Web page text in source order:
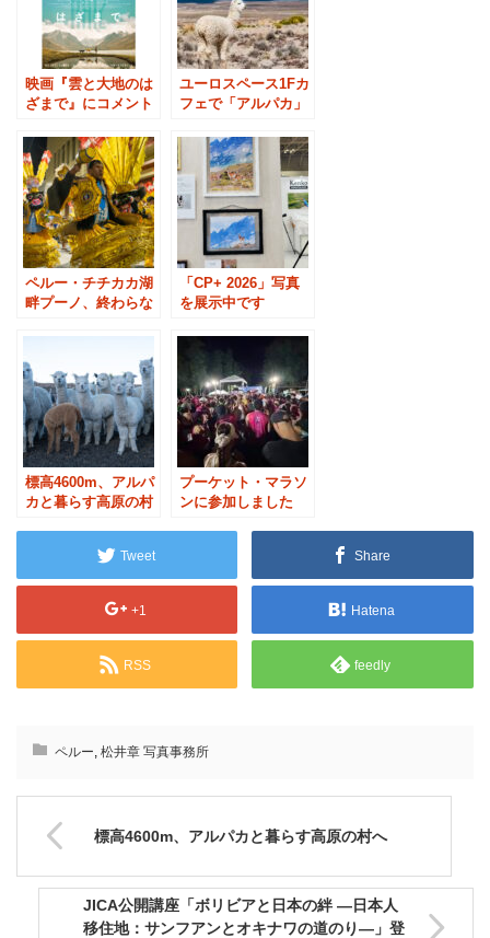
映画『雲と大地のは
ざまで』にコメント
ユーロスペース1Fカ
フェで「アルパカ」
す
ペルー・チチカカ湖
畔プーノ、終わらな
「CP+ 2026」写真
を展示中です
標高4600m、アルパ
カと暮らす高原の村
プーケット・マラソ
ンに参加しました
Tweet Share
+1 Hatena
RSS feedly
ペルー, 松井章 写真事務所
標高4600m、アルパカと暮らす高原の村へ
JICA公開講座「ボリビアと日本の絆 ―日本人
移住地：サンフアンとオキナワの道のり―」登